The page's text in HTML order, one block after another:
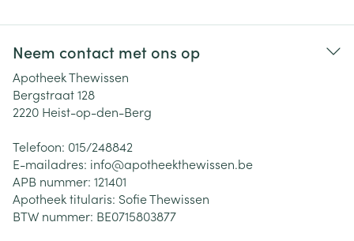
Neem contact met ons op
Apotheek Thewissen
Bergstraat 128
2220 Heist-op-den-Berg
Telefoon: 015/248842
E-mailadres: info@apotheekthewissen.be
APB nummer: 121401
Apotheek titularis: Sofie Thewissen
BTW nummer: BE0715803877